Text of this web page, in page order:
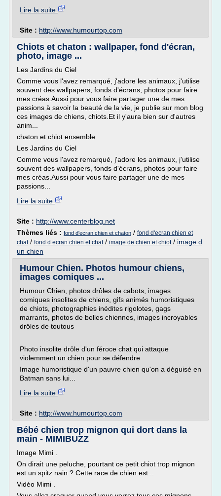
Lire la suite
Site : http://www.humourtop.com
Chiots et chaton : wallpaper, fond d'écran,
photo, image ...
Les Jardins du Ciel
Comme vous l'avez remarqué, j'adore les animaux, j'utilise
souvent des wallpapers, fonds d'écrans, photos pour faire
mes créas.Aussi pour vous faire partager une de mes
passions à savoir la beauté de la vie, je publie sur mon blog
ces images de chiens, chiots.Et il y'aura bien sur d'autres
anim...
chaton et chiot ensemble
Les Jardins du Ciel
Comme vous l'avez remarqué, j'adore les animaux, j'utilise
souvent des wallpapers, fonds d'écrans, photos pour faire
mes créas.Aussi pour vous faire partager une de mes
passions...
Lire la suite
Site : http://www.centerblog.net
Thèmes liés : fond d'ecran chien et chaton / fond d'ecran chien et
chat/ fond d ecran chien et chat/ image de chien et chiot/ image d
un chien
Humour Chien. Photos humour chiens,
images comiques ...
Humour Chien, photos drôles de cabots, images
comiques insolites de chiens, gifs animés humoristiques
de chiots, photographies inédites rigolotes, gags
marrants, photos de belles chiennes, images incroyables
drôles de toutous
Photo insolite drôle d'un féroce chat qui attaque
violemment un chien pour se défendre
Image humoristique d'un pauvre chien qu'on a déguisé en
Batman sans lui...
Lire la suite
Site : http://www.humourtop.com
Bébé chien trop mignon qui dort dans la
main - MIMIBUZZ
Image Mimi .
On dirait une peluche, pourtant ce petit chiot trop mignon
est un spitz nain ? Cette race de chien est...
Vidéo Mimi .